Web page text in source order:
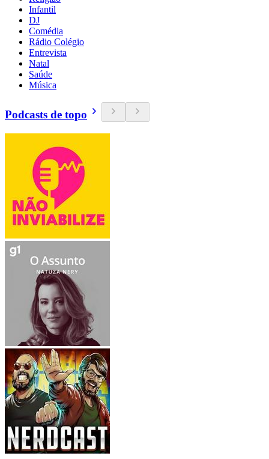
Infantil
DJ
Comédia
Rádio Colégio
Entrevista
Natal
Saúde
Música
Podcasts de topo